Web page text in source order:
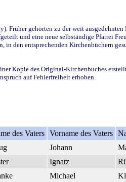
Früher gehörten zu der weit
und eine neue selbständige Pfarrei
den entsprechenden Kirchenbüchern
Kopie des Original-Kirchenbuches
auf Fehlerfreiheit erhoben.
des Vaters Vorname des Vaters
Johann
Ignatz
Michael